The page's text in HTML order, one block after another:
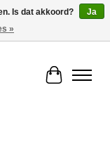
Is dat akkoord?
Ja
»